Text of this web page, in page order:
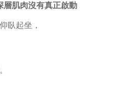
肌肉沒有真正啟動
臥起坐，